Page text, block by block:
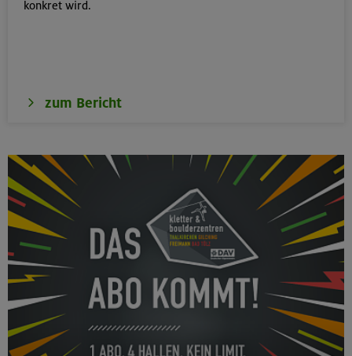
konkret wird.
zum Bericht